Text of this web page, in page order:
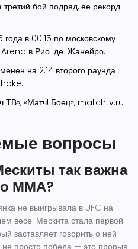
бой подряд, ее рекорд
в 00:15 по московскому
в Рио-де-Жанейро.
на 2:14 второго раунда —
ТВ», «Матч! Боец», matchtv.ru
вопросы
так важна
ММА?
не выигрывала в UFC на
весе. Мескита стала первой
заставляет говорить о ней